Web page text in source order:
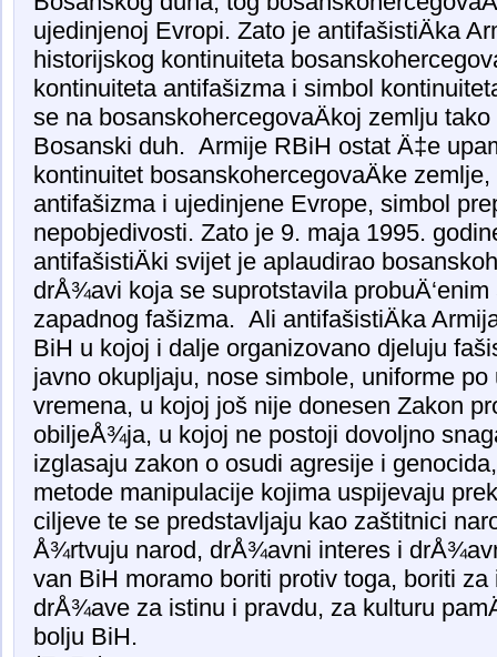
ujedinjenoj Evropi. Zato je antifašistiÄka
historijskog kontinuiteta
kontinuiteta antifašizma i simbol
se na bosanskohercegovaÄkoj zemlju
Bosanski duh. Armije RBiH ostat Ä‡e
kontinuitet bosanskohercegovaÄke
antifašizma i ujedinjene Evrope, simbol
nepobjedivosti. Zato je 9. maja 1995.
antifašistiÄki svijet je aplaudirao
drÅ¾avi koja se suprotstavila probuÄ‘enim
zapadnog fašizma. Ali antifašistiÄka
BiH u kojoj i dalje organizovano djeluju
javno okupljaju, nose simbole, uniforme po
vremena, u kojoj još nije donesen Zakon
obiljeÅ¾ja, u kojoj ne postoji dovoljno
izglasaju zakon o osudi agresije i
metode manipulacije kojima uspijevaju
ciljeve te se predstavljaju kao zaštitnici
Å¾rtvuju narod, drÅ¾avni interes i
van BiH moramo boriti protiv toga, boriti za
drÅ¾ave za istinu i pravdu, za kulturu
bolju BiH.